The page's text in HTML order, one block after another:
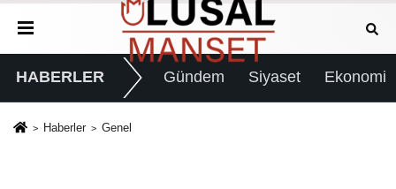
HABERLER Gündem Siyaset Ekonomi
Haberler Genel